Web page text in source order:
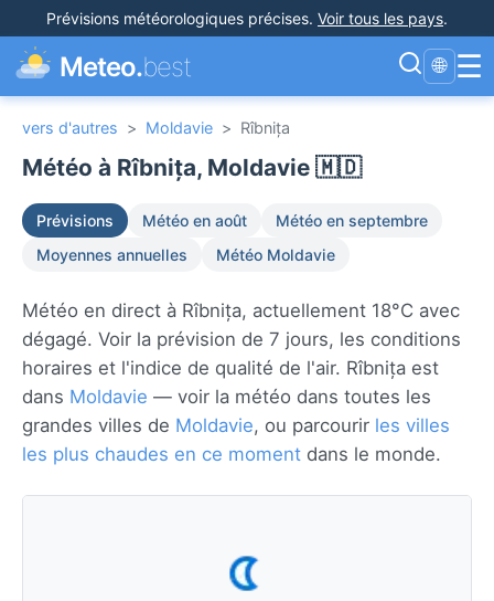
Prévisions météorologiques précises. Voir tous les pays.
Meteo.best 🌐 ☰
vers d'autres > Moldavie > Rîbnița
Météo à Rîbnița, Moldavie 🇲🇩
Prévisions Météo en août
Météo en septembre
Moyennes annuelles
Météo Moldavie
Météo en direct à Rîbnița, actuellement 18°C avec
dégagé. Voir la prévision de 7 jours, les conditions
horaires et l'indice de qualité de l'air. Rîbnița est
dans Moldavie — voir la météo dans toutes les
grandes villes de Moldavie, ou parcourir les villes
les plus chaudes en ce moment dans le monde.